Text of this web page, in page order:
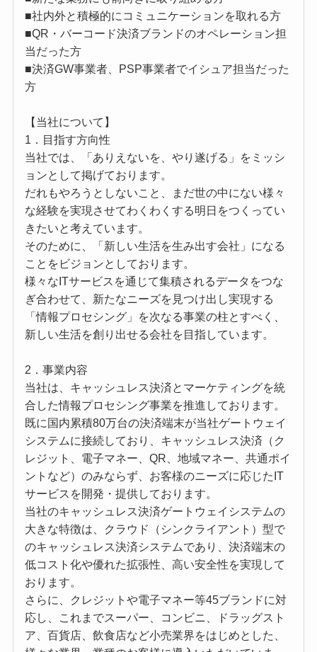
■社内外と積極的にコミュニケーションを取れる方
■QR・バーコード決済ブランドのオペレーション担
当だった方
■決済GW事業者、PSP事業者でイシュア担当だった
方
【当社について】
1．目指す方向性
当社では、「ありえないを、やり遂げる」をミッシ
ョンとして掲げております。
だれもやろうとしないこと、まだ世の中にない様々
な経験を実現させてわくわくする明日をつくってい
きたいと考えています。
そのために、「新しい生活を生み出す会社」になる
ことをビジョンとしております。
様々なITサービスを通じて集積されるデータをつな
ぎ合わせて、新たなニーズを見つけ出し実現する
「情報プロセシング」を次なる事業の柱とすべく、
新しい生活を創り出せる会社を目指しています。
2．事業内容
当社は、キャッシュレス決済とマーケティングを統
合した情報プロセシング事業を推進しております。
既に国内累積80万台の決済端末が当社ゲートウェイ
システムに接続しており、キャッシュレス決済（ク
レジット、電子マネー、QR、地域マネー、共通ポイ
ントなど）のみならず、お客様のニーズに応じたIT
サービスを開発・提供しております。
当社のキャッシュレス決済ゲートウェイシステムの
大きな特徴は、クラウド（シンクライアント）型で
のキャッシュレス決済システムであり、決済端末の
低コスト化や優れた拡張性、高い安全性を実現して
おります。
さらに、クレジットや電子マネー等45ブランドに対
応し、これまでスーパー、コンビニ、ドラッグスト
ア、百貨店、飲食店など小売業界をはじめとした、